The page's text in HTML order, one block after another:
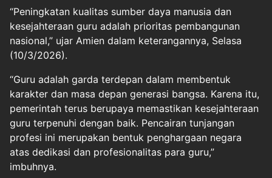
“Peningkatan kualitas sumber daya manusia dan
kesejahteraan guru adalah prioritas pembangunan
nasional,” ujar Amien dalam keterangannya, Selasa
(10/3/2026).
“Guru adalah garda terdepan dalam membentuk
karakter dan masa depan generasi bangsa. Karena itu,
pemerintah terus berupaya memastikan kesejahteraan
guru terpenuhi dengan baik. Pencairan tunjangan
profesi ini merupakan bentuk penghargaan negara
atas dedikasi dan profesionalitas para guru,”
imbuhnya.